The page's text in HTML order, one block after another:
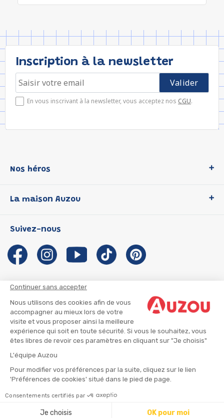
Continuer sans accepter
Nous utilisons des cookies afin de vous
accompagner au mieux lors de votre
visite et vous proposer ainsi la meilleure
expérience qui soit en toute sécurité. Si vous le souhaitez, vous
êtes libres de revoir ces paramètres en cliquant sur "Je choisis"
L'équipe Auzou
Pour modifier vos préférences par la suite, cliquez sur le lien
'Préférences de cookies' situé dans le pied de page.
Consentements certifiés par
Je choisis OK pour moi
Inscription à la newsletter
En vous inscrivant à la newsletter, vous acceptez nos CGU.
Nos héros
P'tit Loup
Les Influenceuses
Migali
Petite Taupe
La maison Auzou
Notre histoire
Auzou s'engage
Auteurs et illustrateurs Auzou
Suivre mon colis
Infos consommateur
Suivez-nous
CGU
CGV
Mentions légales
© 2026 - AUZOU |